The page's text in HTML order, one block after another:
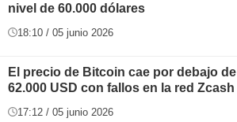
nivel de 60.000 dólares
18:10 / 05 junio 2026
El precio de Bitcoin cae por debajo de
62.000 USD con fallos en la red Zcash
17:12 / 05 junio 2026